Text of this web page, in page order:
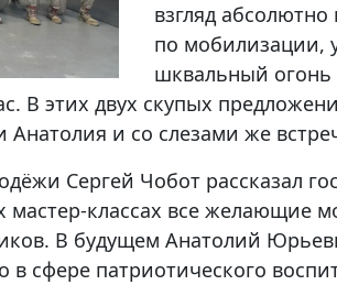
взгляд
по мобилизации,
шквальный огонь
В этих двух скупых
и со слезами же
Сергей Чобот рассказал
классах все желающие
В будущем Анатолий
сфере патриотического